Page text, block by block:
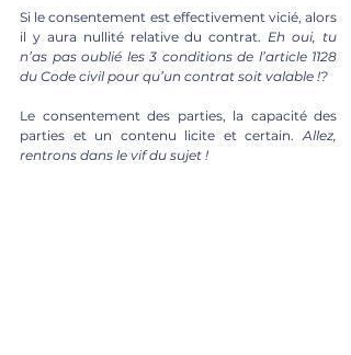
Si le consentement est effectivement vicié, alors
il y aura nullité relative du contrat. Eh oui, tu
n’as pas oublié les 3 conditions de l’article 1128
du Code civil pour qu’un contrat soit valable !?
Le consentement des parties, la capacité des
parties et un contenu licite et certain. Allez,
rentrons dans le vif du sujet !